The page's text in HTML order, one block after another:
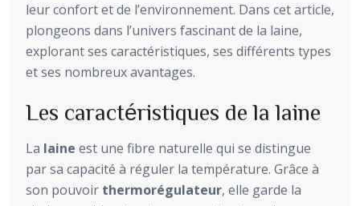
leur confort et de l’environnement. Dans cet article,
plongeons dans l’univers fascinant de la laine,
explorant ses caractéristiques, ses différents types
et ses nombreux avantages.
Les caractéristiques de la laine
La laine est une fibre naturelle qui se distingue
par sa capacité à réguler la température. Grâce à
son pouvoir thermorégulateur, elle garde la